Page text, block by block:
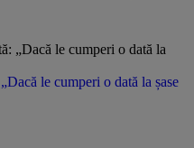
le cumperi o dată la șase